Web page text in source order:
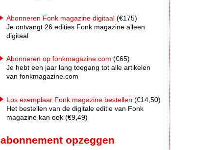
Abonneren Fonk magazine digitaal (€175)
Je ontvangt 26 edities Fonk magazine alleen
digitaal
Abonneren op fonkmagazine.com (€65)
Je hebt een jaar lang toegang tot alle artikelen
van fonkmagazine.com
Los exemplaar Fonk magazine bestellen (€14,50)
Het bestellen van de digitale editie van Fonk
magazine kan ook (€9,49)
abonnement opzeggen